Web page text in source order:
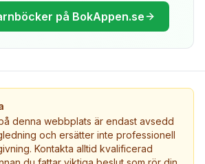
på BokAppen.se
denna webbplats är endast avsedd
och ersätter inte professionell
Kontakta alltid kvalificerad